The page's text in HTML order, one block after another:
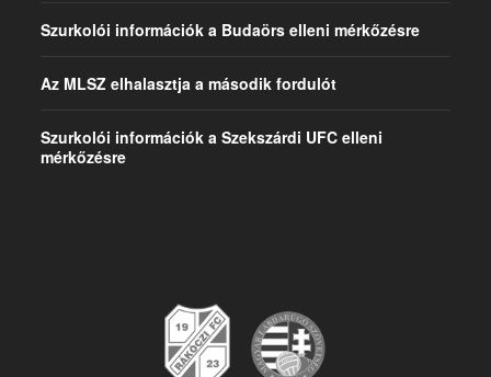
Szurkolói információk a Budaörs elleni mérkőzésre
Az MLSZ elhalasztja a második fordulót
Szurkolói információk a Szekszárdi UFC elleni
mérkőzésre